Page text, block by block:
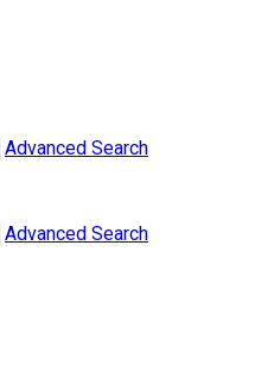
Advanced Search
Advanced Search